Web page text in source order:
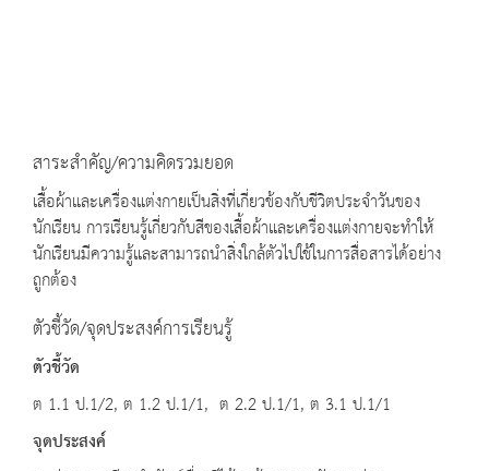
สาระสำคัญ/ความคิดรวมยอด
เสื้อผ้าและเครื่องแต่งกายเป็นสิ่งที่เกี่ยวข้องกับชีวิตประจำวันของ
นักเรียน การเรียนรู้เกี่ยวกับสีของเสื้อผ้าและเครื่องแต่งกายจะทำให้
นักเรียนมีความรู้และสามารถนำสิ่งใกล้ตัวไปใช้ในการสื่อสารได้อย่าง
ถูกต้อง
ตัวชี้วัด/จุดประสงค์การเรียนรู้
ตัวชี้วัด
ต 1.1 ป.1/2, ต 1.2 ป.1/1, ต 2.2 ป.1/1, ต 3.1 ป.1/1
จุดประสงค์